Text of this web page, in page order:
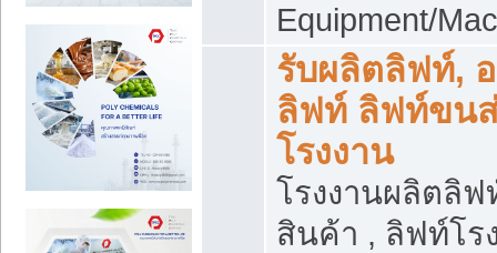
Equipment/
รับผลิตลิฟท์,
ลิฟท์ ลิฟท์ขน
โรงงาน
โรงงานผลิตลิ
สินค้า , ลิฟท์โร